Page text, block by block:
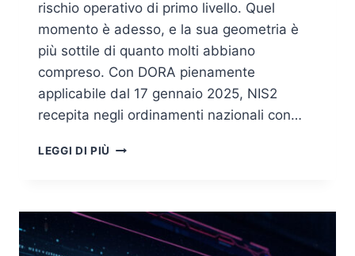
rischio operativo di primo livello. Quel
momento è adesso, e la sua geometria è
più sottile di quanto molti abbiano
compreso. Con DORA pienamente
applicabile dal 17 gennaio 2025, NIS2
recepita negli ordinamenti nazionali con…
LEGGI DI PIÙ THE
NAVIGARE
LA
REGULATORY